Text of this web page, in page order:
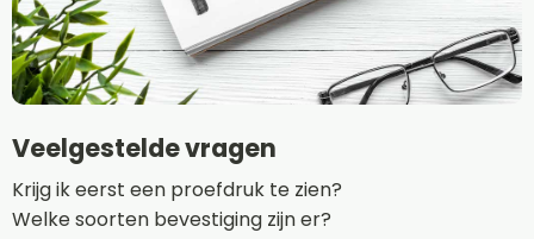
Veelgestelde vragen
Krijg ik eerst een proefdruk te zien?
Welke soorten bevestiging zijn er?